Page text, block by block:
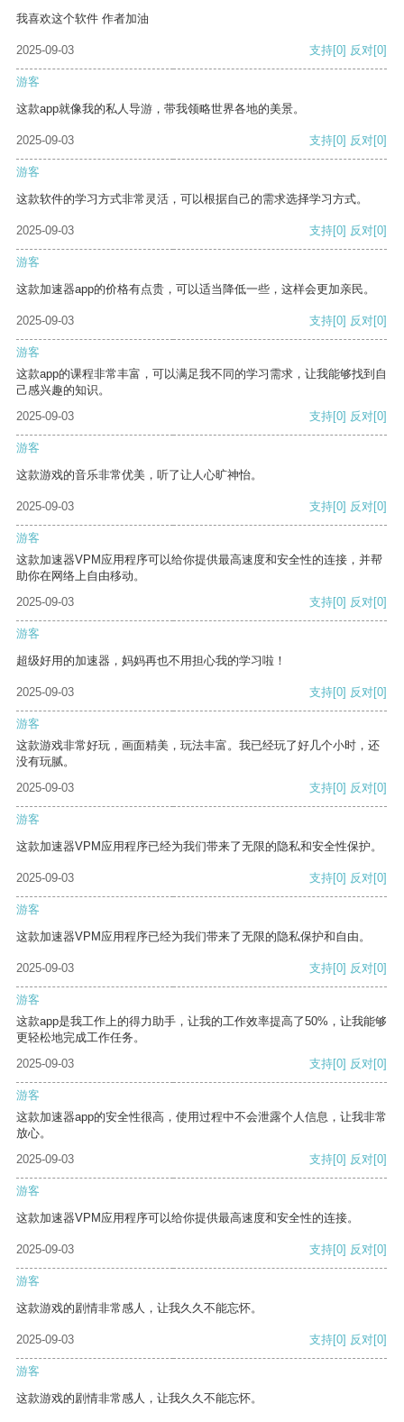
我喜欢这个软件 作者加油
2025-09-03 支持[0] 反对[0]
游客
这款app就像我的私人导游，带我领略世界各地的美景。
2025-09-03 支持[0] 反对[0]
游客
这款软件的学习方式非常灵活，可以根据自己的需求选择学习方式。
2025-09-03 支持[0] 反对[0]
游客
这款加速器app的价格有点贵，可以适当降低一些，这样会更加亲民。
2025-09-03 支持[0] 反对[0]
游客
这款app的课程非常丰富，可以满足我不同的学习需求，让我能够找到自
己感兴趣的知识。
2025-09-03
支持[0] 反对[0]
游客
这款游戏的音乐非常优美，听了让人心旷神怡。
2025-09-03 支持[0] 反对[0]
游客
这款加速器VPM应用程序可以给你提供最高速度和安全性的连接，并帮
助你在网络上自由移动。
2025-09-03
支持[0] 反对[0]
游客
超级好用的加速器，妈妈再也不用担心我的学习啦！
2025-09-03 支持[0] 反对[0]
游客
这款游戏非常好玩，画面精美，玩法丰富。我已经玩了好几个小时，还
没有玩腻。
2025-09-03
支持[0] 反对[0]
游客
这款加速器VPM应用程序已经为我们带来了无限的隐私和安全性保护。
2025-09-03 支持[0] 反对[0]
游客
这款加速器VPM应用程序已经为我们带来了无限的隐私保护和自由。
2025-09-03 支持[0] 反对[0]
游客
这款app是我工作上的得力助手，让我的工作效率提高了50%，让我能够
更轻松地完成工作任务。
2025-09-03
支持[0] 反对[0]
游客
这款加速器app的安全性很高，使用过程中不会泄露个人信息，让我非常
放心。
2025-09-03
支持[0] 反对[0]
游客
这款加速器VPM应用程序可以给你提供最高速度和安全性的连接。
2025-09-03 支持[0] 反对[0]
游客
这款游戏的剧情非常感人，让我久久不能忘怀。
2025-09-03 支持[0] 反对[0]
游客
这款游戏的剧情非常感人，让我久久不能忘怀。